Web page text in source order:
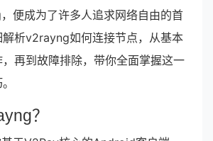
成为了许多人追求网络自由的首
解析v2rayng如何连接节点，从基本
再到故障排除，带你全面掌握这一
？